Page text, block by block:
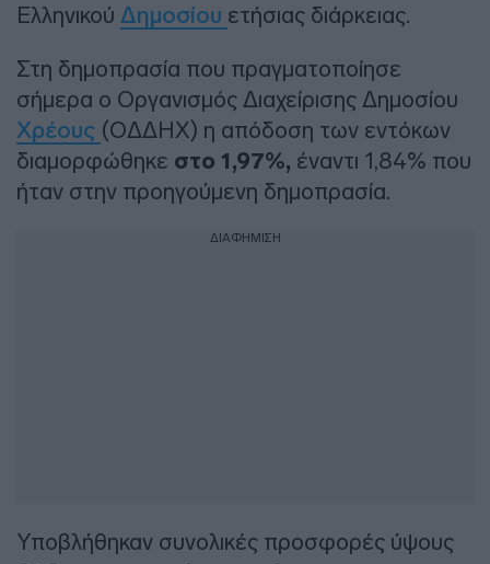
Ελληνικού Δημοσίου ετήσιας διάρκειας.
Στη δημοπρασία που πραγματοποίησε
σήμερα ο Οργανισμός Διαχείρισης Δημοσίου
Χρέους (ΟΔΔΗΧ) η απόδοση των εντόκων
διαμορφώθηκε στο 1,97%, έναντι 1,84% που
ήταν στην προηγούμενη δημοπρασία.
ΔΙΑΦΗΜΙΣΗ
Υποβλήθηκαν συνολικές προσφορές ύψους